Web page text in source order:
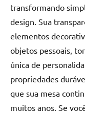
transformando
design. Sua
elementos
objetos pessoais,
única de
propriedades
que sua mesa
muitos anos. Se